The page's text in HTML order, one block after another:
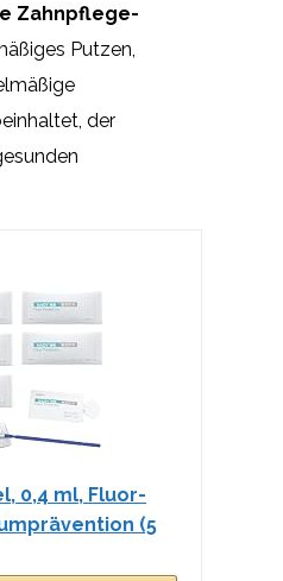
Zahnpflege-
Putzen,
der
0,4 ml, Fluor-
(5